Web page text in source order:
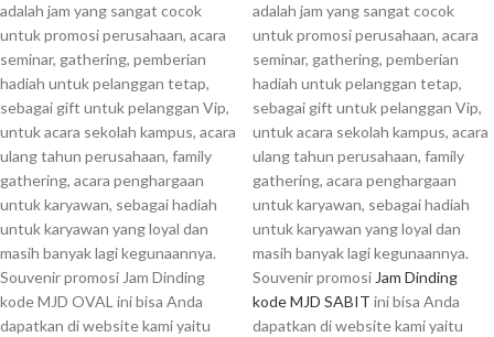
adalah jam yang sangat cocok
untuk promosi perusahaan, acara
seminar, gathering, pemberian
hadiah untuk pelanggan tetap,
sebagai gift untuk pelanggan Vip,
untuk acara sekolah kampus, acara
ulang tahun perusahaan, family
gathering, acara penghargaan
untuk karyawan, sebagai hadiah
untuk karyawan yang loyal dan
masih banyak lagi kegunaannya.
Souvenir promosi Jam Dinding
kode MJD OVAL ini bisa Anda
dapatkan di website kami yaitu
adalah jam yang sangat cocok
untuk promosi perusahaan, acara
seminar, gathering, pemberian
hadiah untuk pelanggan tetap,
sebagai gift untuk pelanggan Vip,
untuk acara sekolah kampus, acara
ulang tahun perusahaan, family
gathering, acara penghargaan
untuk karyawan, sebagai hadiah
untuk karyawan yang loyal dan
masih banyak lagi kegunaannya.
Souvenir promosi Jam Dinding
kode MJD SABIT ini bisa Anda
dapatkan di website kami yaitu